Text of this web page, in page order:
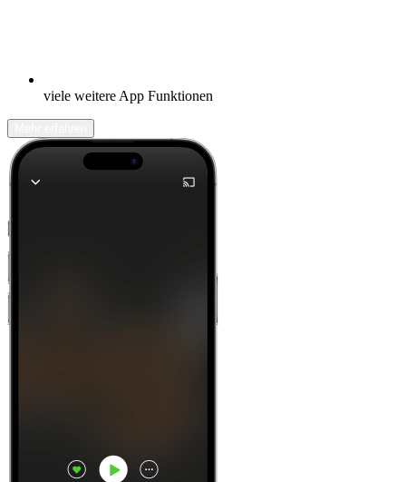
viele weitere App Funktionen